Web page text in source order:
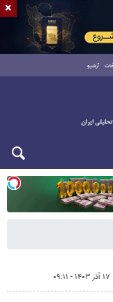
آرشیو
۱۷ آذر ۱۴۰۳ - ۰۹:۱۱
×